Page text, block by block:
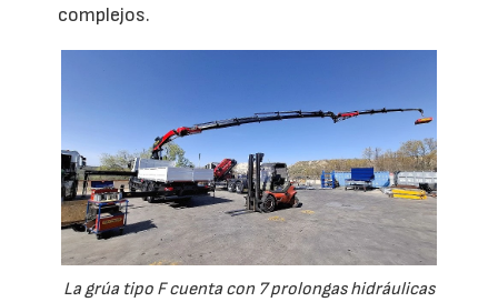
complejos.
La grúa tipo F cuenta con 7 prolongas hidráulicas